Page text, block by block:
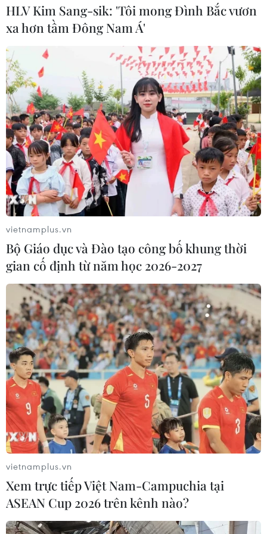
HLV Kim Sang-sik: 'Tôi mong Đình Bắc vươn
xa hơn tầm Đông Nam Á'
vietnamplus.vn
Bộ Giáo dục và Đào tạo công bố khung thời
gian cố định từ năm học 2026-2027
vietnamplus.vn
Xem trực tiếp Việt Nam-Campuchia tại
ASEAN Cup 2026 trên kênh nào?